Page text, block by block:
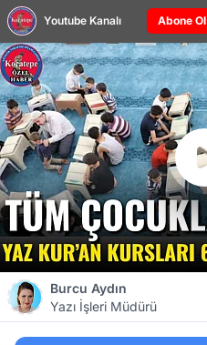
Youtube Kanalı Abone Ol
Burcu Aydın
Yazı İşleri Müdürü